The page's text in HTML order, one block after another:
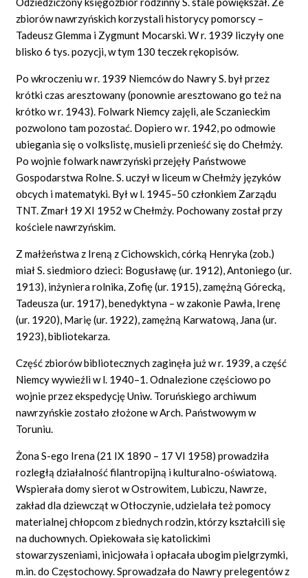
zbiorów nawrzyńskich korzystali historycy pomorscy –
Tadeusz Glemma i Zygmunt Mocarski. W r. 1939 liczyły one
blisko 6 tys. pozycji, w tym 130 teczek rękopisów.
Po wkroczeniu w r. 1939 Niemców do Nawry S. był przez
krótki czas aresztowany (ponownie aresztowano go też na
krótko w r. 1943). Folwark Niemcy zajęli, ale Sczanieckim
pozwolono tam pozostać. Dopiero w r. 1942, po odmowie
ubiegania się o volkslistę, musieli przenieść się do Chełmży.
Po wojnie folwark nawrzyński przejęły Państwowe
Gospodarstwa Rolne. S. uczył w liceum w Chełmży języków
obcych i matematyki. Był w l. 1945–50 członkiem Zarządu
TNT. Zmarł 19 XI 1952 w Chełmży. Pochowany został przy
kościele nawrzyńskim.
Z małżeństwa z Ireną z Cichowskich, córką Henryka (zob.)
miał S. siedmioro dzieci: Bogusławę (ur. 1912), Antoniego (ur.
1913), inżyniera rolnika, Zofię (ur. 1915), zamężną Górecką,
Tadeusza (ur. 1917), benedyktyna – w zakonie Pawła, Irenę
(ur. 1920), Marię (ur. 1922), zamężną Karwatową, Jana (ur.
1923), bibliotekarza.
Część zbiorów bibliotecznych zaginęła już w r. 1939, a część
Niemcy wywieźli w l. 1940–1. Odnalezione częściowo po
wojnie przez ekspedycję Uniw. Toruńskiego archiwum
nawrzyńskie zostało złożone w Arch. Państwowym w
Toruniu.
Żona S-ego Irena (21 IX 1890 – 17 VI 1958) prowadziła
rozległą działalność filantropijną i kulturalno-oświatową.
Wspierała domy sierot w Ostrowitem, Lubiczu, Nawrze,
zakład dla dziewcząt w Otłoczynie, udzielała też pomocy
materialnej chłopcom z biednych rodzin, którzy kształcili się
na duchownych. Opiekowała się katolickimi
stowarzyszeniami, inicjowała i opłacała ubogim pielgrzymki,
m.in. do Częstochowy. Sprowadzała do Nawry prelegentów z